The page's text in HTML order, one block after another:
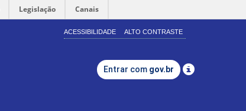
Legislação Canais
ACESSIBILIDADE ALTO CONTRASTE
Entrar com gov.br